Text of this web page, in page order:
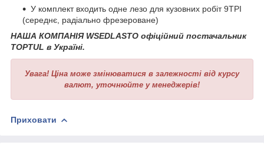
У комплект входить одне лезо для кузовних робіт 9TPI
(середнє, радіально фрезероване)
НАША КОМПАНІЯ WSEDLASTO офіційний постачальник
TOPTUL в Україні.
Увага! Ціна може змінюватися в залежності від курсу
валют, уточнюйте у менеджерів!
Приховати